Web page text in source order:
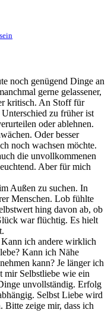
noch genügend Dinge an
gerne gelassener,
kritisch. An Stoff für
zu früher ist
oder ablehnen.
Oder besser
noch wachsen möchte.
die unvollkommenen
Aber für mich
Außen zu suchen. In
Menschen. Lob fühlte
hing davon ab, ob
war flüchtig. Es hielt
ich andere wirklich
Kann ich Nähe
kann? Je länger ich
mir Selbstliebe wie ein
unvollständig. Erfolg
Selbst Liebe wird
Bitte zeige mir, dass ich